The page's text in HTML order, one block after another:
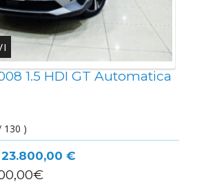
1.5 HDI GT Automatica
130 )
23.800,00 €